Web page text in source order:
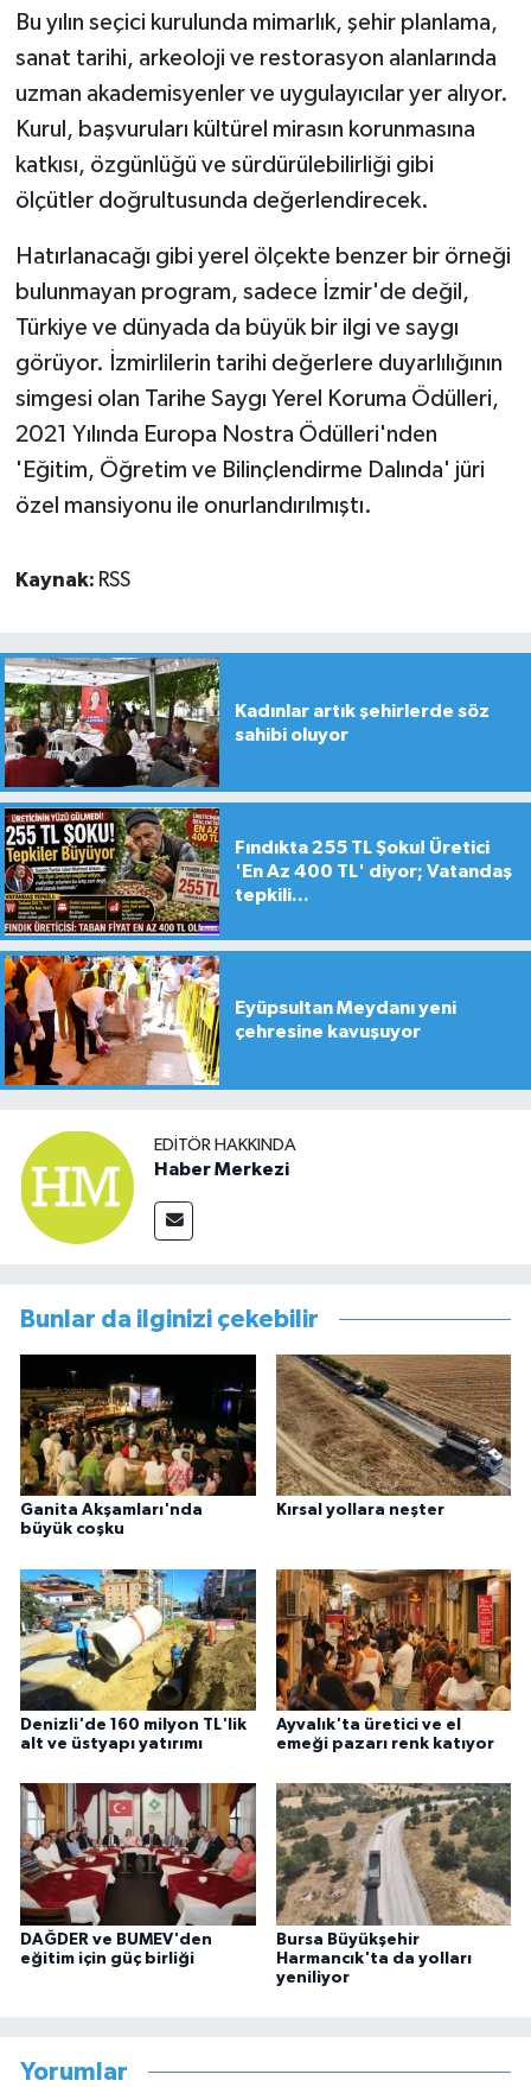
Bu yılın seçici kurulunda mimarlık, şehir planlama,
sanat tarihi, arkeoloji ve restorasyon alanlarında
uzman akademisyenler ve uygulayıcılar yer alıyor.
Kurul, başvuruları kültürel mirasın korunmasına
katkısı, özgünlüğü ve sürdürülebilirliği gibi
ölçütler doğrultusunda değerlendirecek.
Hatırlanacağı gibi yerel ölçekte benzer bir örneği
bulunmayan program, sadece İzmir'de değil,
Türkiye ve dünyada da büyük bir ilgi ve saygı
görüyor. İzmirlilerin tarihi değerlere duyarlılığının
simgesi olan Tarihe Saygı Yerel Koruma Ödülleri,
2021 Yılında Europa Nostra Ödülleri'nden
'Eğitim, Öğretim ve Bilinçlendirme Dalında' jüri
özel mansiyonu ile onurlandırılmıştı.
Kaynak: RSS
Kadınlar artık şehirlerde söz
sahibi oluyor
Fındıkta 255 TL Şoku! Üretici
'En Az 400 TL' diyor; Vatandaş
tepkili...
Eyüpsultan Meydanı yeni
çehresine kavuşuyor
EDITÖR HAKKINDA
Haber Merkezi
Bunlar da ilginizi çekebilir
Ganita Akşamları'nda
büyük coşku
Kırsal yollara neşter
Denizli'de 160 milyon TL'lik
alt ve üstyapı yatırımı
Ayvalık'ta üretici ve el
emeği pazarı renk katıyor
DAĞDER ve BUMEV'den
eğitim için güç birliği
Bursa Büyükşehir
Harmancık'ta da yolları
yeniliyor
Yorumlar